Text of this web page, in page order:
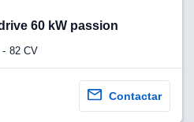
60 kW passion
82 CV
Contactar